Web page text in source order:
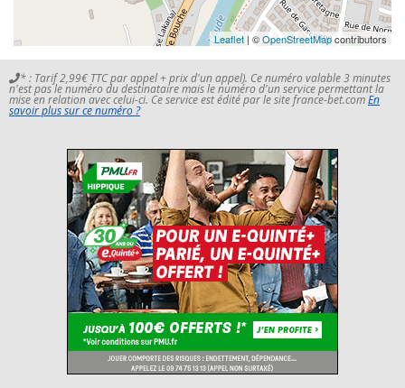
Leaflet| ©OpenStreetMapcontributors
* : Tarif 2,99€ TTC par appel + prix d'un appel). Ce numéro valable 3 minutes
n'est pas le numéro du destinataire mais le numéro d'un service permettant la
mise en relation avec celui-ci. Ce service est édité par le site france-bet.comEn
savoir plus sur ce numéro ?